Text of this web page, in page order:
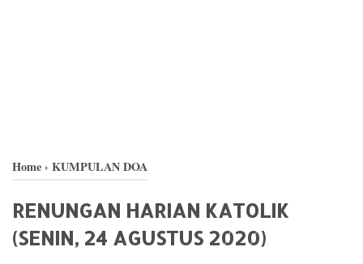
Home› KUMPULAN DOA
RENUNGAN HARIAN KATOLIK
(SENIN, 24 AGUSTUS 2020)